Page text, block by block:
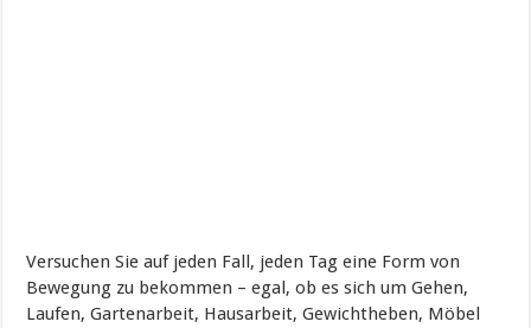
Versuchen Sie auf jeden Fall, jeden Tag eine Form von
Bewegung zu bekommen – egal, ob es sich um Gehen,
Laufen, Gartenarbeit, Hausarbeit, Gewichtheben, Möbel